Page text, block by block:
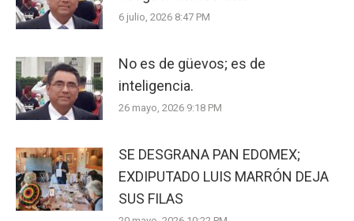
6 julio, 2026 8:47 PM
No es de güevos; es de
inteligencia.
26 mayo, 2026 9:18 PM
SE DESGRANA PAN EDOMEX;
EXDIPUTADO LUIS MARRÓN DEJA
SUS FILAS